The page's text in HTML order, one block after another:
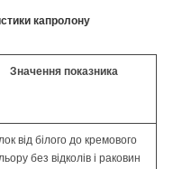
капролону
Значення показника
від білого до кремового
без відколів і раковин